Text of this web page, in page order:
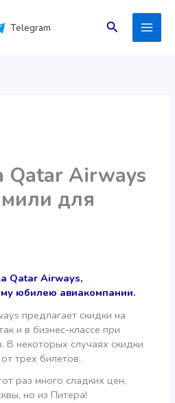
Telegram Поиск
Qatar Airways
для
Qatar Airways,
юбилею авиакомпании.
предлагает скидки на
и в бизнес-классе при
В некоторых случаях скидки
трех билетов.
раз много сладких цен,
но из Питера!